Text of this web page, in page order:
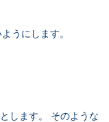
うにします。
します。 そのような